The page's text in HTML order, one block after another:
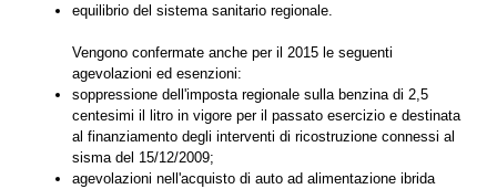
equilibrio del sistema sanitario regionale.
Vengono confermate anche per il 2015 le seguenti
agevolazioni ed esenzioni:
soppressione dell'imposta regionale sulla benzina di 2,5
centesimi il litro in vigore per il passato esercizio e destinata
al finanziamento degli interventi di ricostruzione connessi al
sisma del 15/12/2009;
agevolazioni nell'acquisto di auto ad alimentazione ibrida